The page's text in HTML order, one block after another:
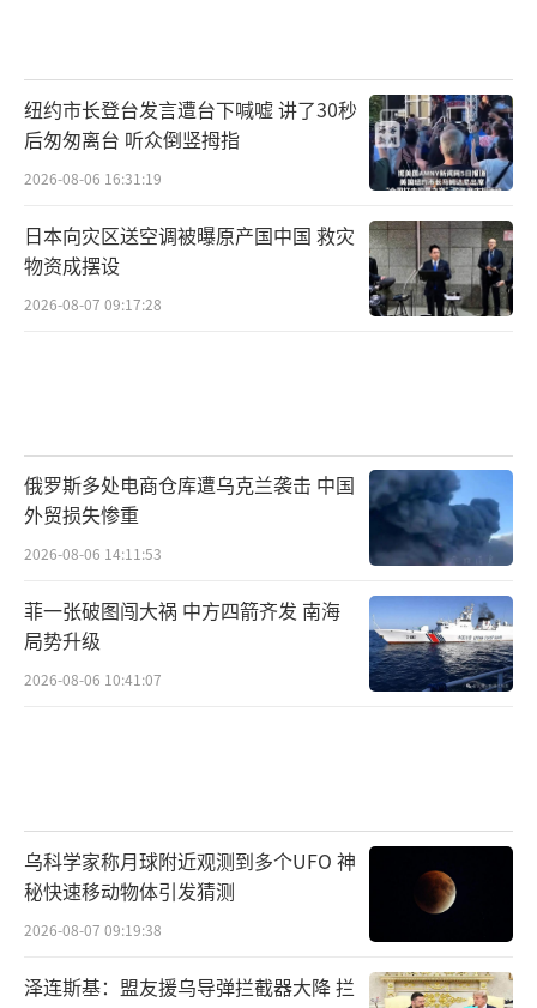
纽约市长登台发言遭台下喊嘘 讲了30秒
后匆匆离台 听众倒竖拇指
2026-08-06 16:31:19
日本向灾区送空调被曝原产国中国 救灾
物资成摆设
2026-08-07 09:17:28
俄罗斯多处电商仓库遭乌克兰袭击 中国
外贸损失惨重
2026-08-06 14:11:53
菲一张破图闯大祸 中方四箭齐发 南海
局势升级
2026-08-06 10:41:07
乌科学家称月球附近观测到多个UFO 神
秘快速移动物体引发猜测
2026-08-07 09:19:38
泽连斯基：盟友援乌导弹拦截器大降 拦